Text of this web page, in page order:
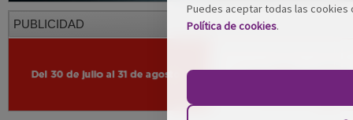
PUBLICIDAD
Puedes aceptar todas las
Política de cookies.